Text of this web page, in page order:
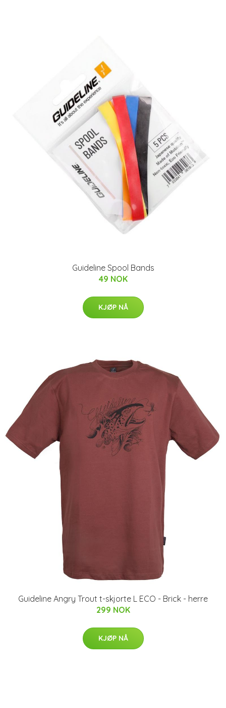
Guideline Spool Bands
49 NOK
KJØP NÅ
Guideline Angry Trout t-skjorte L ECO - Brick - herre
299 NOK
KJØP NÅ